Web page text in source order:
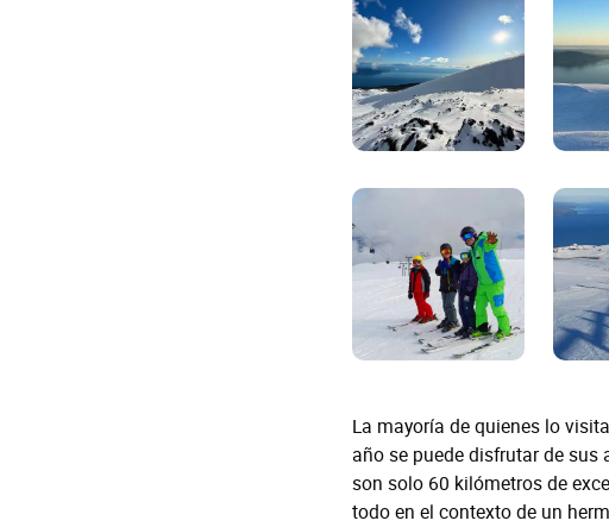
La mayoría de quienes lo
año se puede disfrutar de sus
son solo 60 kilómetros de
todo en el contexto de un